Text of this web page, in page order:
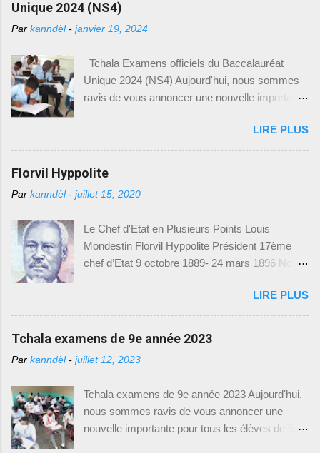
u
c
m
m
e
n
t
a
e
Unique 2024 (NS4)
Par kanndèl - janvier 19, 2024
Tchala Examens officiels du Baccalauréat
Unique 2024 (NS4) Aujourd'hui, nous sommes
ravis de vous annoncer une nouvelle importante
Haïti. Le Ministère de l'Éducation Nationale et de
la Formation Professionnelle (MENFP), par le
biais du Bureau de Communication (BCOM),
d'examens du Baccalauréat Unique,
2023-2024. Cette initiative vise à permettre aux
élèves de mieux se préparer et de s'adapter aux
exigences des examens. Nous sommes
nécessaires pour accéder à ces précieux
modèles d'examens. Comment Accéder aux
Modèles d'Examens : Pour télécharger les
modèles d'examens du Baccalauréat Unique, il
https://drive.google.com/drive/(Baccalauréat
Unique)]. Ce lien vous dirigera vers une page où
vous trouverez une liste de modèles d'exam...
LIRE PLUS
Florvil Hyppolite
Par kanndèl - juillet 15, 2020
Le Chef d'Etat en Plusieurs Points Louis
Mondestin Florvil Hyppolite Président 17ème
chef d’Etat 9 octobre 1889- 24 mars 1896 Nom
Naissance : 2 mars 1828 -- Epouse : Florna
Colo -- Président : 9 octobre 1889 P rofession :
militaire -- Décédé : 24 mars 1896 Poste avant
gouvernement provisoire en 1879 Mesures
Légitime, la constituante se réunit aux Gonaïves
et élabora la constitution de 1889. Et du même
coup, elle élit Florvil Hyppolite pour sept ans.
LIRE PLUS
Tchala examens de 9e année 2023
Par kanndèl - juillet 12, 2023
Tchala examens de 9e année 2023 Aujourd'hui,
nous sommes ravis de vous annoncer une
nouvelle importante pour tous les élèves de 9e